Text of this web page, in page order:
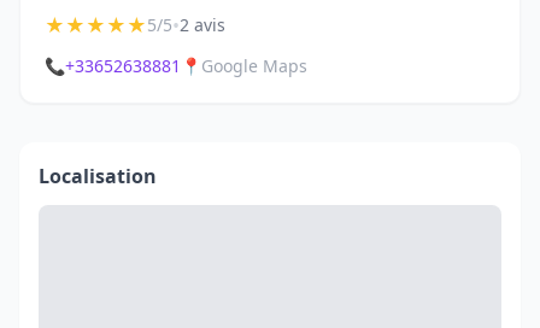
★★★★★5/5•2 avis
📞+33652638881 📍 Google Maps
Localisation